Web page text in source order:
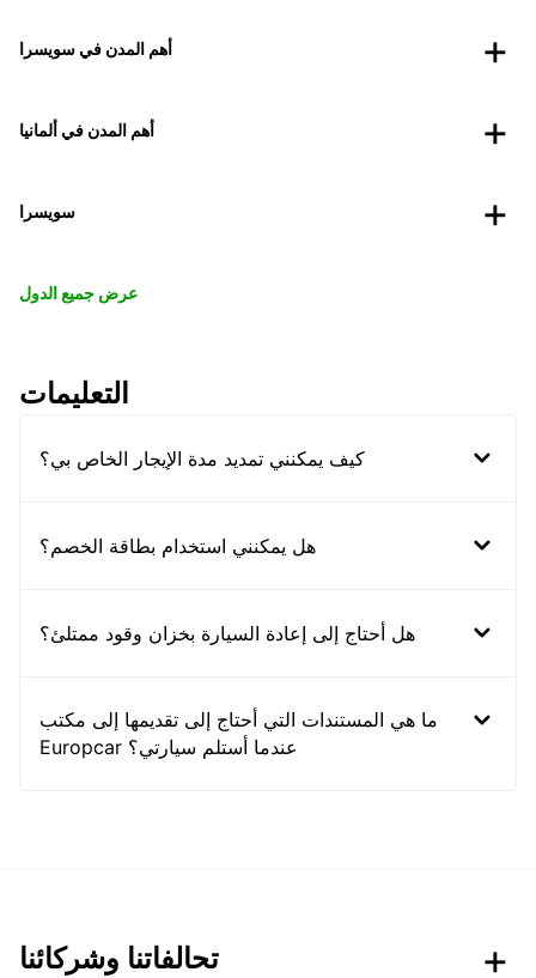
أهم المدن في سويسرا
أهم المدن في ألمانيا
سويسرا
عرض جميع الدول
التعليمات
كيف يمكنني تمديد مدة الإيجار الخاص بي؟
هل يمكنني استخدام بطاقة الخصم؟
هل أحتاج إلى إعادة السيارة بخزان وقود ممتلئ؟
ما هي المستندات التي أحتاج إلى تقديمها إلى مكتب
Europcar عندما أستلم سيارتي؟
تحالفاتنا وشركائنا